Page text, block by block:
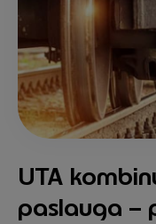
UTA
paslauga –